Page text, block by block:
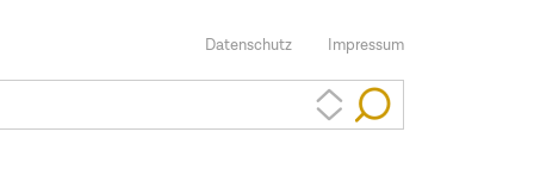
Impressum
Datenschutz